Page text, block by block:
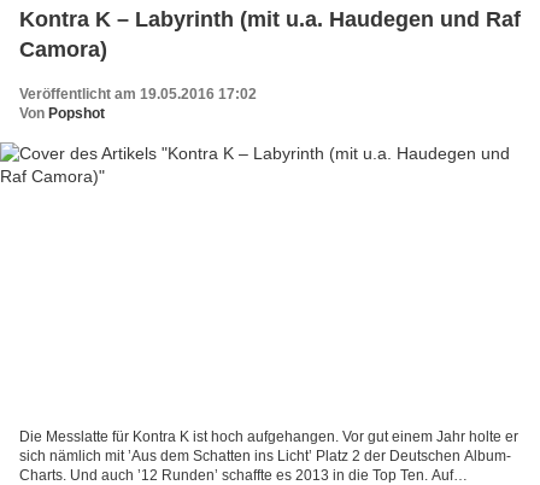
Kontra K – Labyrinth (mit u.a. Haudegen und Raf
Camora)
Veröffentlicht am 19.05.2016 17:02
Von Popshot
Die Messlatte für Kontra K ist hoch aufgehangen. Vor gut einem Jahr holte er
sich nämlich mit ’Aus dem Schatten ins Licht’ Platz 2 der Deutschen Album-
Charts. Und auch ’12 Runden’ schaffte es 2013 in die Top Ten. Auf